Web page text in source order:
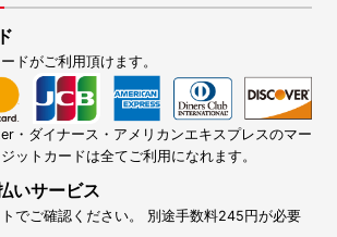
ドがご利用頂けます。
・ダイナース・アメリカンエキスプレスのマー
ットカードは全てご利用になれます。
いサービス
でご確認ください。 別途手数料245円が必要